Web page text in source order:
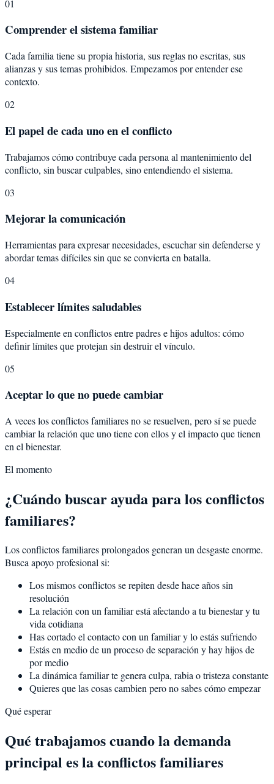
01
Comprender el sistema familiar
Cada familia tiene su propia historia, sus reglas no escritas, sus
alianzas y sus temas prohibidos. Empezamos por entender ese
contexto.
02
El papel de cada uno en el conflicto
Trabajamos cómo contribuye cada persona al mantenimiento del
conflicto, sin buscar culpables, sino entendiendo el sistema.
03
Mejorar la comunicación
Herramientas para expresar necesidades, escuchar sin defenderse y
abordar temas difíciles sin que se convierta en batalla.
04
Establecer límites saludables
Especialmente en conflictos entre padres e hijos adultos: cómo
definir límites que protejan sin destruir el vínculo.
05
Aceptar lo que no puede cambiar
A veces los conflictos familiares no se resuelven, pero sí se puede
cambiar la relación que uno tiene con ellos y el impacto que tienen
en el bienestar.
El momento
¿Cuándo buscar ayuda para los conflictos
familiares?
Los conflictos familiares prolongados generan un desgaste enorme.
Busca apoyo profesional si:
Los mismos conflictos se repiten desde hace años sin
resolución
La relación con un familiar está afectando a tu bienestar y tu
vida cotidiana
Has cortado el contacto con un familiar y lo estás sufriendo
Estás en medio de un proceso de separación y hay hijos de
por medio
La dinámica familiar te genera culpa, rabia o tristeza constante
Quieres que las cosas cambien pero no sabes cómo empezar
Qué esperar
Qué trabajamos cuando la demanda
principal es la conflictos familiares